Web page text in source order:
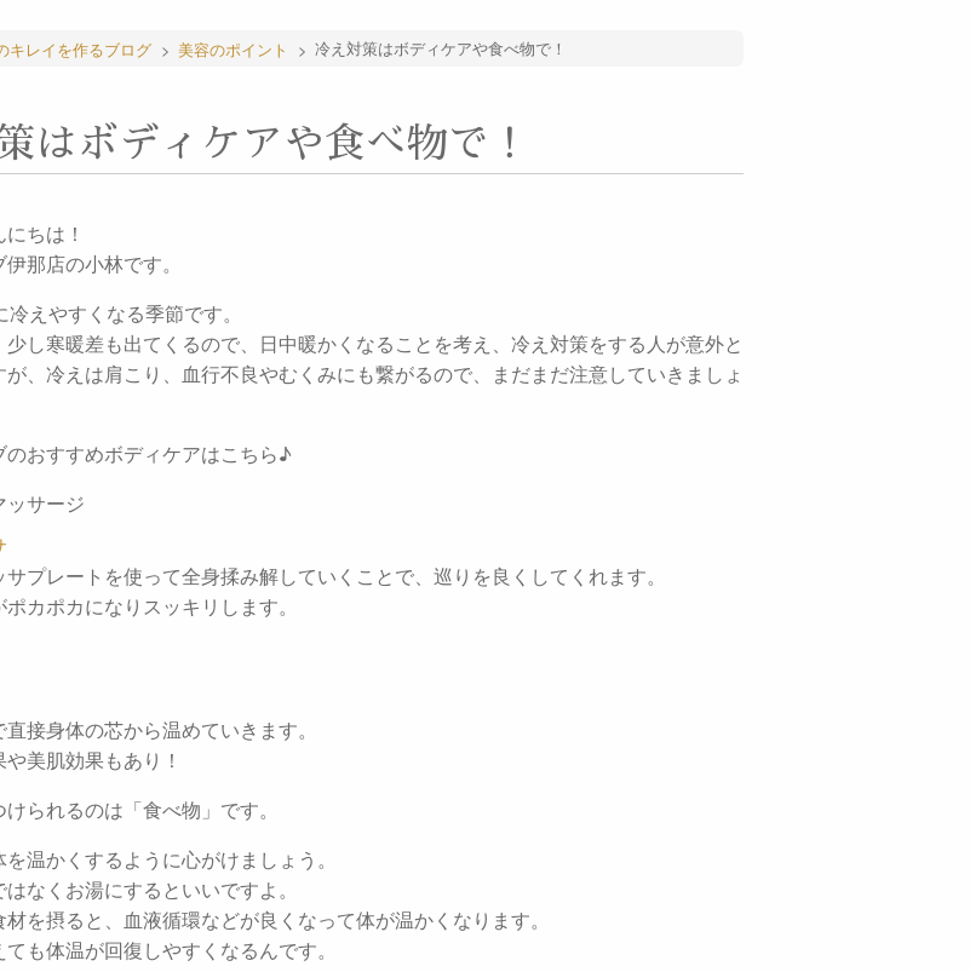
キレイを作るブログ > 美容のポイント > 冷え対策はボディケアや食べ物で！
はボディケアや食べ物で！
ちは！
那店の小林です。
えやすくなる季節です。
少し寒暖差も出てくるので、日中暖かくなることを考え、冷え対策をする人が意外と
、冷えは肩こり、血行不良やむくみにも繋がるので、まだまだ注意していきましょ
のおすすめボディケアはこちら♪
ッサージ
プレートを使って全身揉み解していくことで、巡りを良くしてくれます。
カポカになりスッキリします。
接身体の芯から温めていきます。
美肌効果もあり！
られるのは「食べ物」です。
温かくするように心がけましょう。
なくお湯にするといいですよ。
を摂ると、血液循環などが良くなって体が温かくなります。
も体温が回復しやすくなるんです。